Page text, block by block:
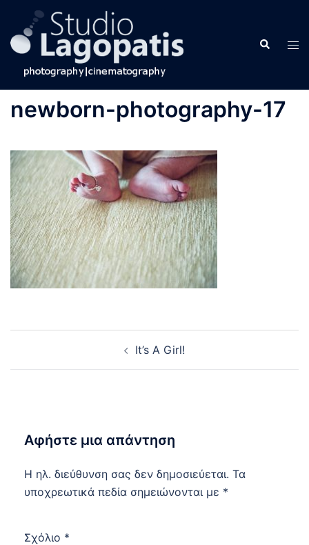
content
Search
newborn-photography-17
It’s A Girl!
Αφήστε μια απάντηση
Η ηλ. διεύθυνση σας δεν δημοσιεύεται. Τα
υποχρεωτικά πεδία σημειώνονται με *
Σχόλιο *